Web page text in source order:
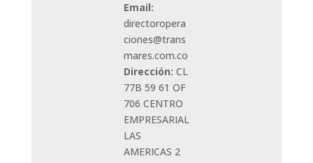
Email:
directoropera
ciones@trans
mares.com.co
Dirección: CL
77B 59 61 OF
706 CENTRO
EMPRESARIAL
LAS
AMERICAS 2